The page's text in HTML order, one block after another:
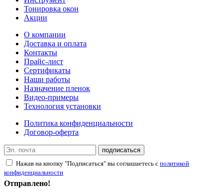
Тонировка окон
Акции
О компании
Доставка и оплата
Контакты
Прайс-лист
Сертификаты
Наши работы
Назначение пленок
Видео-примеры
Технология установки
Политика конфиденциальности
Договор-оферта
подписаться
Нажав на кнопку "Подписаться" вы соглашаетесь с политикой
конфиденциальности
Отправлено!